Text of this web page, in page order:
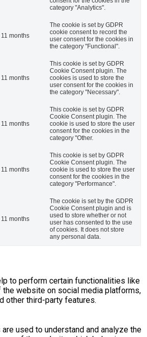
category "Analytics".
11 months
The cookie is set by GDPR
cookie consent to record the
user consent for the cookies in
the category "Functional".
11 months
This cookie is set by GDPR
Cookie Consent plugin. The
cookies is used to store the
user consent for the cookies in
the category "Necessary".
11 months
This cookie is set by GDPR
Cookie Consent plugin. The
cookie is used to store the user
consent for the cookies in the
category "Other.
11 months
This cookie is set by GDPR
Cookie Consent plugin. The
cookie is used to store the user
consent for the cookies in the
category "Performance".
11 months
The cookie is set by the GDPR
Cookie Consent plugin and is
used to store whether or not
user has consented to the use
of cookies. It does not store
any personal data.
to perform certain functionalities like
the website on social media platforms,
other third-party features.
used to understand and analyze the